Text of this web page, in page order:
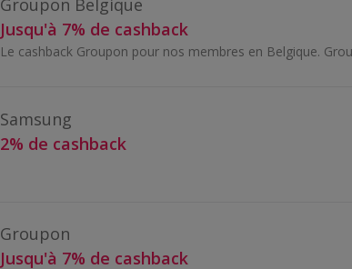
Jusqu'à 7% de cashback
Samsung
2% de cashback
Groupon
Jusqu'à 7% de cashback